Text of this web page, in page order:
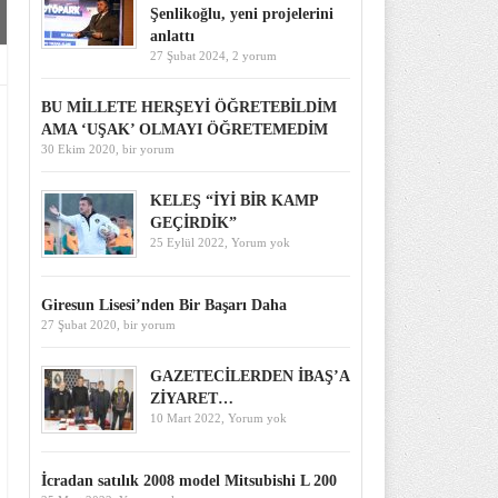
Şenlikoğlu, yeni projelerini
anlattı
27 Şubat 2024, 2 yorum
BU MİLLETE HERŞEYİ ÖĞRETEBİLDİM
AMA ‘UŞAK’ OLMAYI ÖĞRETEMEDİM
30 Ekim 2020, bir yorum
KELEŞ “İYİ BİR KAMP
GEÇİRDİK”
25 Eylül 2022, Yorum yok
Giresun Lisesi’nden Bir Başarı Daha
27 Şubat 2020, bir yorum
GAZETECİLERDEN İBAŞ’A
ZİYARET…
10 Mart 2022, Yorum yok
İcradan satılık 2008 model Mitsubishi L 200